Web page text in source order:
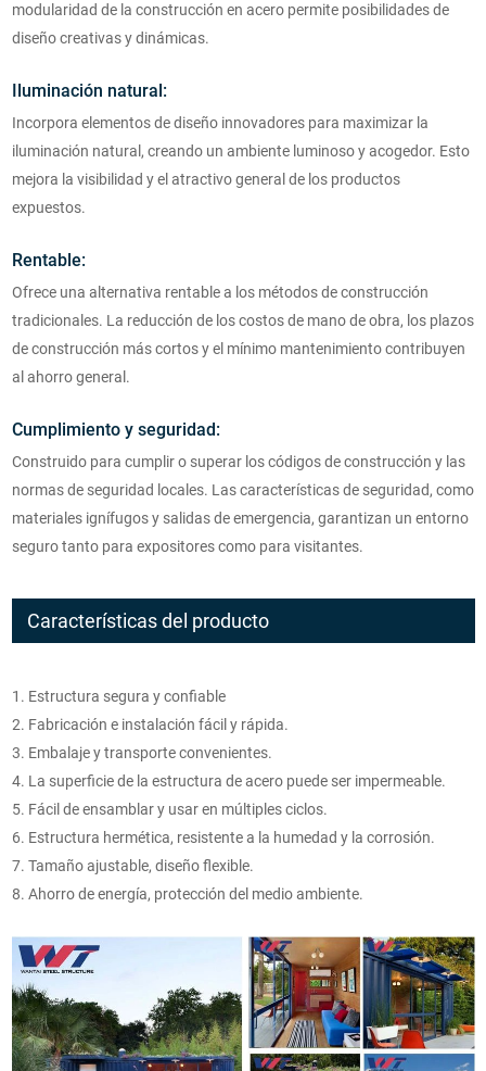
modularidad de la construcción en acero permite posibilidades de
diseño creativas y dinámicas.
Iluminación natural:
Incorpora elementos de diseño innovadores para maximizar la
iluminación natural, creando un ambiente luminoso y acogedor. Esto
mejora la visibilidad y el atractivo general de los productos
expuestos.
Rentable:
Ofrece una alternativa rentable a los métodos de construcción
tradicionales. La reducción de los costos de mano de obra, los plazos
de construcción más cortos y el mínimo mantenimiento contribuyen
al ahorro general.
Cumplimiento y seguridad:
Construido para cumplir o superar los códigos de construcción y las
normas de seguridad locales. Las características de seguridad, como
materiales ignífugos y salidas de emergencia, garantizan un entorno
seguro tanto para expositores como para visitantes.
Características del producto
1. Estructura segura y confiable
2. Fabricación e instalación fácil y rápida.
3. Embalaje y transporte convenientes.
4. La superficie de la estructura de acero puede ser impermeable.
5. Fácil de ensamblar y usar en múltiples ciclos.
6. Estructura hermética, resistente a la humedad y la corrosión.
7. Tamaño ajustable, diseño flexible.
8. Ahorro de energía, protección del medio ambiente.